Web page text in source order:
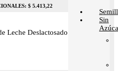
$ 5.413,22
Leche Deslactosado
Sin